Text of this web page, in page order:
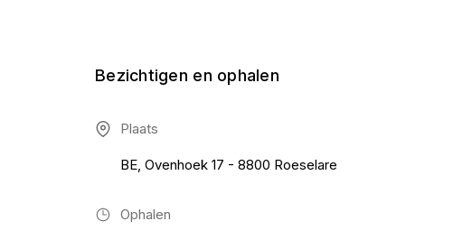
Bezichtigen en ophalen
Plaats
BE, Ovenhoek 17 - 8800 Roeselare
Ophalen